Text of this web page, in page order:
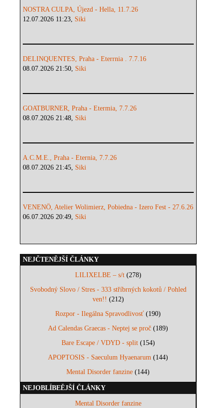
NOSTRA CULPA, Újezd - Hella, 11.7.26
12.07.2026 11:23, Siki
DELINQUENTES, Praha - Eterrnia . 7.7.16
08.07.2026 21:50, Siki
GOATBURNER, Praha - Etermia, 7.7.26
08.07.2026 21:48, Siki
A.C.M.E., Praha - Eternia, 7.7.26
08.07.2026 21:45, Siki
VENENÖ, Atelier Wolimierz, Pobiedna - Izero Fest - 27.6.26
06.07.2026 20:49, Siki
NEJČTENĚJŠÍ ČLÁNKY
LILIXELBE – s/t(278)
Svobodný Slovo / Stres - 333 stříbrných kokotů / Pohled
ven!! (212)
Rozpor - Ilegálna Spravodlivosť (190)
Ad Calendas Graecas - Neptej se proč (189)
Bare Escape / VDYD - split(154)
APOPTOSIS - Saeculum Hyaenarum (144)
Mental Disorder fanzine (144)
NEJOBLÍBEĚJŠÍ ČLÁNKY
Mental Disorder fanzine